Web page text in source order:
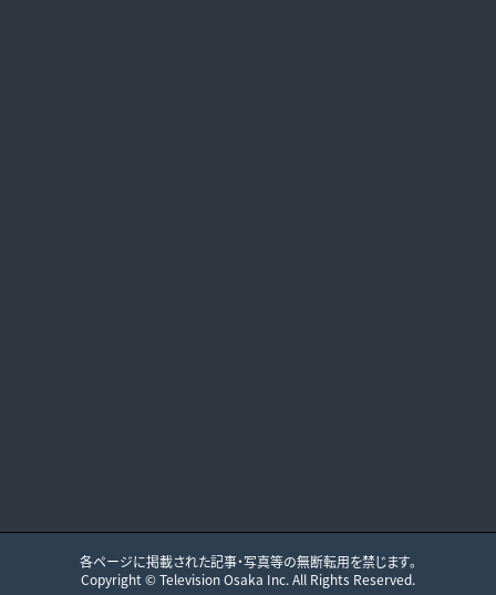
各ページに掲載された記事・写真等の無断転用を禁じます。
Copyright ©Television Osaka Inc. All Rights Reserved.